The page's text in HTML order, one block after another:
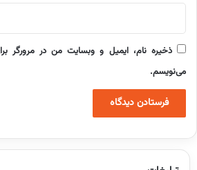
ذخیره نام، ایمیل و وبسایت من در مرورگر
می‌نویسم.